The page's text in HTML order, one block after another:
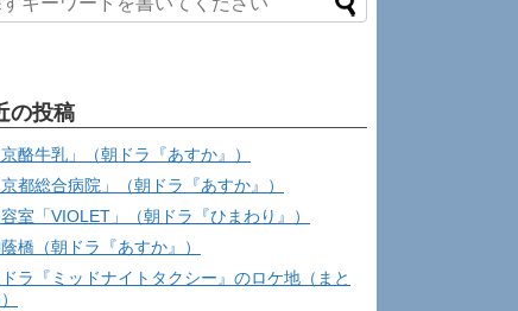
の投稿
京酪牛乳」（朝ドラ『あすか』）
京都総合病院」（朝ドラ『あすか』）
室「VIOLET」（朝ドラ『ひまわり』）
橋（朝ドラ『あすか』）
ラ『ミッドナイトタクシー』のロケ地（まと